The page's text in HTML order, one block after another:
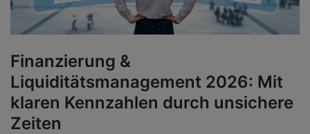
Finanzierung &
Liquiditätsmanagement 2026: Mit
klaren Kennzahlen durch unsichere
Zeiten